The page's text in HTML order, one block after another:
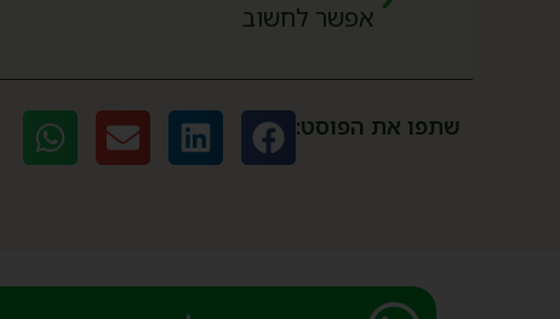
אפשר לחשוב
שתפו את הפוסט: